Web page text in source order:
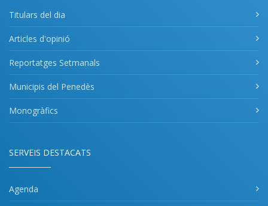
Titulars del dia
Articles d'opinió
Reportatges Setmanals
Municipis del Penedès
Monogràfics
SERVEIS DESTACATS
Agenda